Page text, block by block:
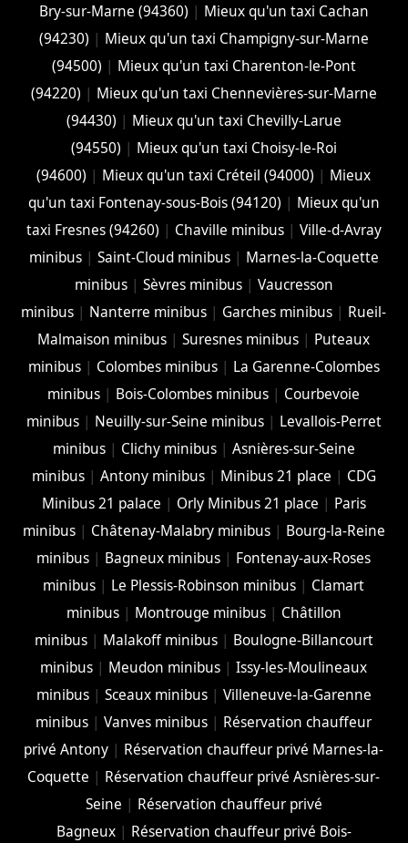
Bry-sur-Marne (94360) | Mieux qu'un taxi Cachan
(94230) | Mieux qu'un taxi Champigny-sur-Marne
(94500) | Mieux qu'un taxi Charenton-le-Pont
(94220) | Mieux qu'un taxi Chennevières-sur-Marne
(94430) | Mieux qu'un taxi Chevilly-Larue
(94550) | Mieux qu'un taxi Choisy-le-Roi
(94600) | Mieux qu'un taxi Créteil (94000) | Mieux
qu'un taxi Fontenay-sous-Bois (94120) | Mieux qu'un
taxi Fresnes (94260) | Chaville minibus| Ville-d-Avray
minibus| Saint-Cloud minibus| Marnes-la-Coquette
minibus| Sèvres minibus| Vaucresson
minibus | Nanterre minibus | Garches minibus | Rueil-
Malmaison minibus |Suresnes minibus | Puteaux
minibus| Colombes minibus| La Garenne-Colombes
minibus | Bois-Colombes minibus | Courbevoie
minibus| Neuilly-sur-Seine minibus| Levallois-Perret
minibus| Clichy minibus| Asnières-sur-Seine
minibus| Antony minibus| Minibus 21 place | CDG
Minibus 21 palace | Orly Minibus 21 place | Paris
minibus| Châtenay-Malabry minibus| Bourg-la-Reine
minibus | Bagneux minibus | Fontenay-aux-Roses
minibus | Le Plessis-Robinson minibus | Clamart
minibus| Montrouge minibus| Châtillon
minibus| Malakoff minibus| Boulogne-Billancourt
minibus | Meudon minibus |Issy-les-Moulineaux
minibus| Sceaux minibus| Villeneuve-la-Garenne
minibus |Vanves minibus | Réservation chauffeur
privé Antony | Réservation chauffeur privé Marnes-la-
Coquette | Réservation chauffeur privé Asnières-sur-
Seine | Réservation chauffeur privé
Bagneux| Réservation chauffeur privé Bois-